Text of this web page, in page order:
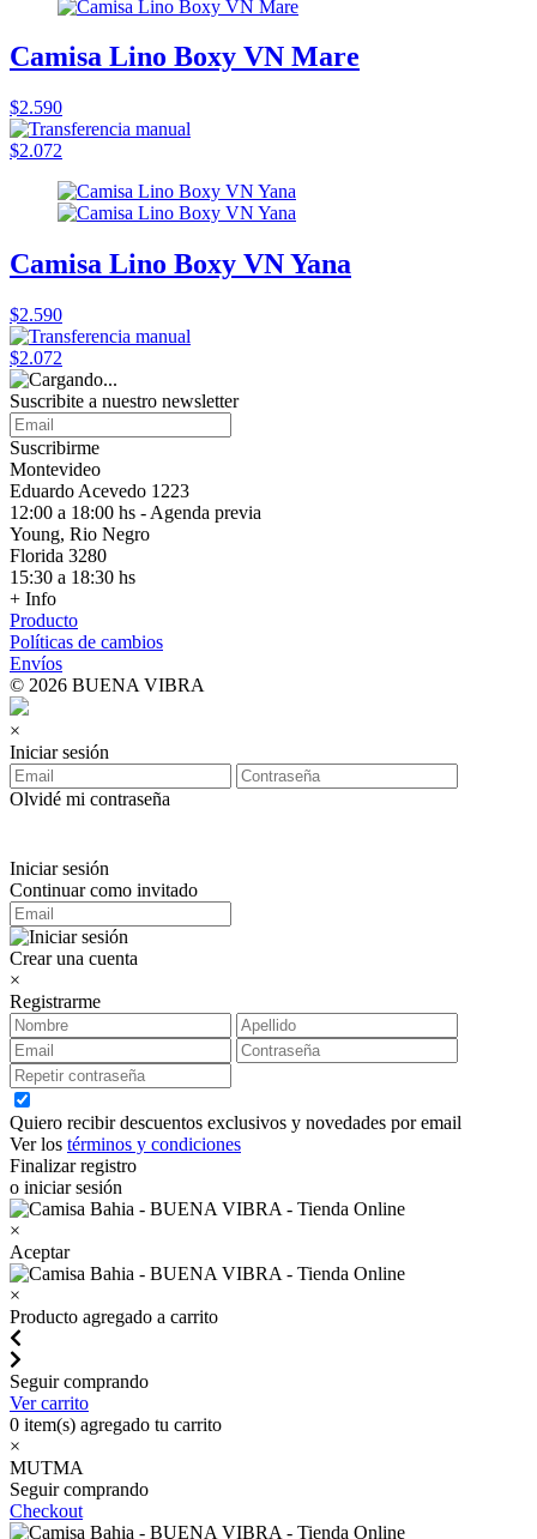
Camisa Lino Boxy VN Mare
$2.590
$2.072
Camisa Lino Boxy VN Yana
$2.590
$2.072
Suscribite a nuestro newsletter
Suscribirme
Montevideo
Eduardo Acevedo 1223
12:00 a 18:00 hs - Agenda previa
Young, Rio Negro
Florida 3280
15:30 a 18:30 hs
+ Info
Producto
Políticas de cambios
Envíos
© 2026 BUENA VIBRA
×
Iniciar sesión
Olvidé mi contraseña
Iniciar sesión
Continuar como invitado
Crear una cuenta
×
Registrarme
Quiero recibir descuentos exclusivos y novedades por email
Ver los términos y condiciones
Finalizar registro
o iniciar sesión
×
Aceptar
×
Producto agregado a carrito
Seguir comprando
Ver carrito
0 item(s) agregado tu carrito
×
MUTMA
Seguir comprando
Checkout